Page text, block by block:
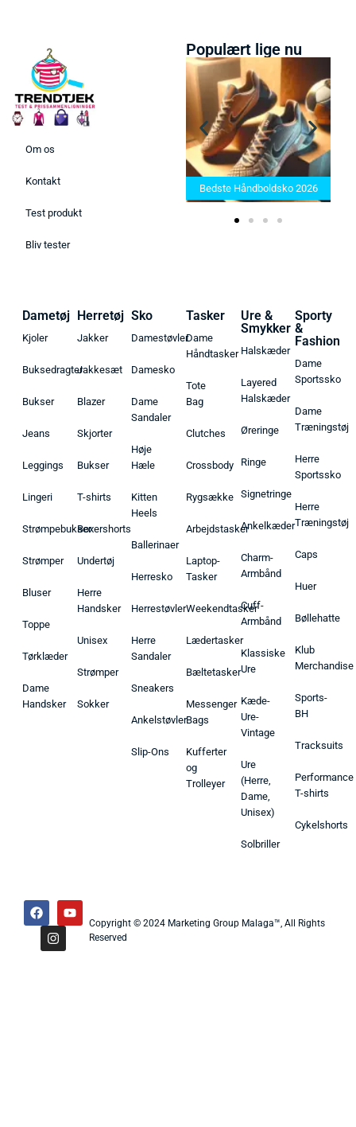
Om os
Kontakt
Test produkt
Bliv tester
Populært lige nu
Bedste Saunatæppe 2025 –
Find de bedste produkter her!
Bedste Håndboldsko 2026
Dametøj
Kjoler
Buksedragter
Bukser
Jeans
Leggings
Lingeri
Strømpebukser
Strømper
Bluser
Toppe
Tørklæder
Dame
Handsker
Herretøj
Jakker
Jakkesæt
Blazer
Skjorter
Bukser
T-shirts
Boxershorts
Undertøj
Herre
Handsker
Unisex
Strømper
Sokker
Sko
Damestøvler
Damesko
Dame
Sandaler
Høje
Hæle
Kitten
Heels
Ballerinaer
Herresko
Herrestøvler
Herre
Sandaler
Sneakers
Ankelstøvler
Slip-Ons
Tasker
Dame
Håndtasker
Tote
Bag
Clutches
Crossbody
Rygsække
Arbejdstasker
Laptop-
Tasker
Weekendtasker
Lædertasker
Bæltetasker
Messenger
Bags
Kufferter
og
Trolleyer
Ure &
Smykker
Halskæder
Layered
Halskæder
Øreringe
Ringe
Signetringe
Ankelkæder
Charm-
Armbånd
Cuff-
Armbånd
Klassiske
Ure
Kæde-
Ure-
Vintage
Ure
(Herre,
Dame,
Unisex)
Solbriller
Sporty
&
Fashion
Dame
Sportssko
Dame
Træningstøj
Herre
Sportssko
Herre
Træningstøj
Caps
Huer
Bøllehatte
Klub
Merchandise
Sports-
BH
Tracksuits
Performance
T-shirts
Cykelshorts
Copyright © 2024 Marketing Group Malaga™, All Rights
Reserved